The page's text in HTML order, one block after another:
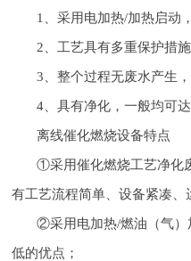
1、采用电加热/加热启动
2、工艺具有多重保护措
3、整个过程无废水产生
4、具有净化，一般均可达
离线催化燃烧设备特点
①采用催化燃烧工艺净化
有工艺流程简单、设备紧凑、
②采用电加热/燃油（气）
低的优点；